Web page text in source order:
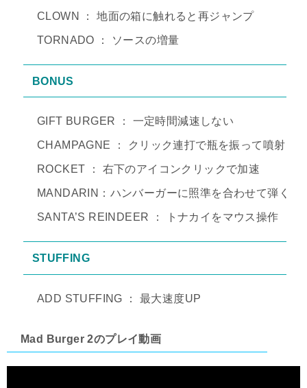
CLOWN ： 地面の箱に触れると再ジャンプ
TORNADO ： ソースの増量
BONUS
GIFT BURGER ： 一定時間減速しない
CHAMPAGNE ： クリック連打で瓶を振って噴射
ROCKET ： 右下のアイコンクリックで加速
MANDARIN：ハンバーガーに照準を合わせて弾く
SANTA’S REINDEER ： トナカイをマウス操作
STUFFING
ADD STUFFING ： 最大速度UP
Mad Burger 2のプレイ動画